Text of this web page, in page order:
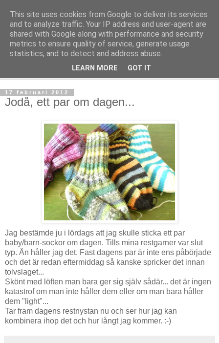
mönsterlöst
virkning och stickning maskor och varv, mönsterlöst
17 februari 2012
Jodå, ett par om dagen...
Jag bestämde ju i lördags att jag skulle sticka ett par
baby/barn-sockor om dagen. Tills mina restgarner var slut
typ. Än håller jag det. Fast dagens par är inte ens påbörjade
och det är redan eftermiddag så kanske spricker det innan
tolvslaget...
Skönt med löften man bara ger sig själv sådär... det är ingen
katastrof om man inte håller dem eller om man bara håller
dem "light"...
Tar fram dagens restnystan nu och ser hur jag kan
kombinera ihop det och hur långt jag kommer. :-)
This site uses cookies from Google to deliver its services
and to analyze traffic. Your IP address and user-agent are
shared with Google along with performance and security
metrics to ensure quality of service, generate usage
statistics, and to detect and address abuse.
LEARN MORE GOT IT